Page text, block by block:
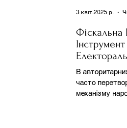
Фіскальна
Інструмент
В
часто
механізму
3 квіт. 2025 р.